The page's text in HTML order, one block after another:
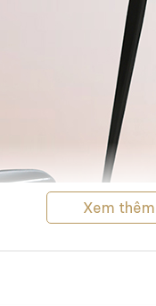
Xem thêm
Xem thêm